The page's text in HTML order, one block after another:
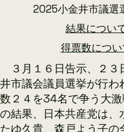
2025小金井市議選
結果につい
得票数につい
３月１６日告示、２３
井市議会議員選挙が行わ
数２４を34名で争う大
の結果、日本共産党は、
たゆ久貴、森戸よう子の